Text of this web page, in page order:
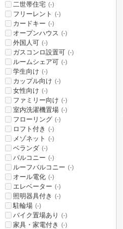
二世帯住宅 (-)
フリーレント (-)
カードキー (-)
オープンハウス (-)
外国人可 (-)
ガスコンロ設置可 (-)
ルームシェア可 (-)
学生向け (-)
カップル向け (-)
女性向け (-)
ファミリー向け (-)
室内洗濯機置場 (-)
フローリング (-)
ロフト付き (-)
メゾネット (-)
ベランダ (-)
バルコニー (-)
ルーフバルコニー (-)
オール電化 (-)
エレベーター (-)
照明器具付き (-)
駐輪場 (-)
バイク置場あり (-)
家具・家電付き (-)